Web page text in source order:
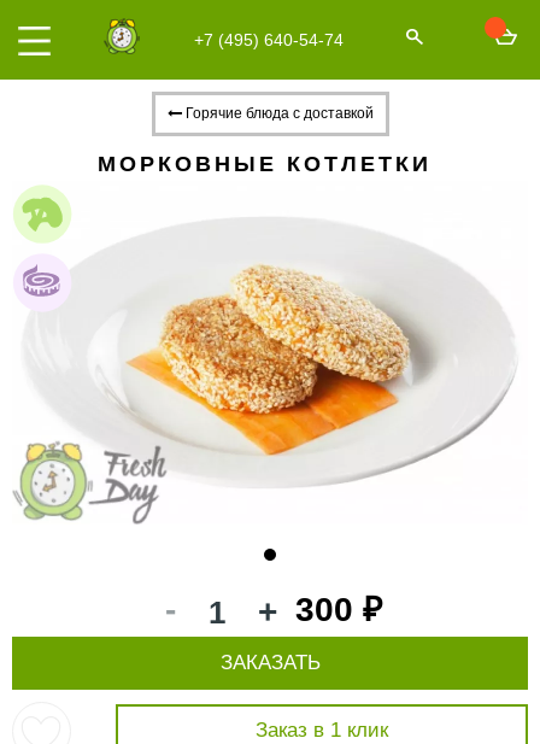
+7 (495) 640-54-74
Горячие блюда с доставкой
МОРКОВНЫЕ КОТЛЕТКИ
- + 300 ₽
Заказ в 1 клик
ЗАКАЗАТЬ